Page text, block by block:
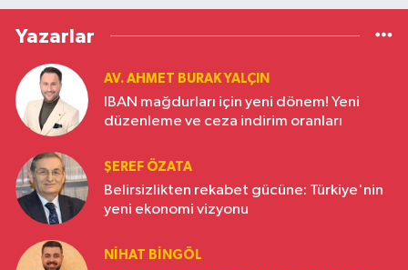
Yazarlar
AV. AHMET BURAK YALÇIN
IBAN mağdurları için yeni dönem! Yeni
düzenleme ve ceza indirim oranları
ŞEREF ÖZATA
Belirsizlikten rekabet gücüne: Türkiye'nin
yeni ekonomi vizyonu
NIHAT BINGÖL